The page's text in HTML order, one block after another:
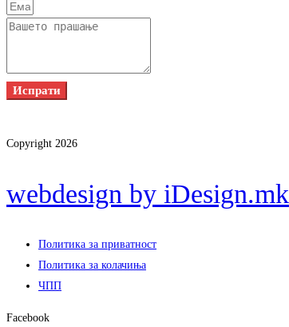
Испрати
Copyright 2026
webdesign by iDesign.mk
Политика за приватност
Политика за колачиња
ЧПП
Facebook